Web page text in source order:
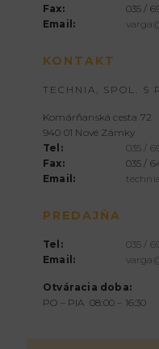
Fax:
035 /
Email:
KONTAKT
TECHNIA, SPOL. S
Komárňanská cesta 72
940 01 Nové Zámky
Tel:
035 / 69
Fax:
035 /
Email:
PREDAJŇA
Tel:
035 /
Email:
Otváracia doba:
PO – PIA 08:00 – 16:30